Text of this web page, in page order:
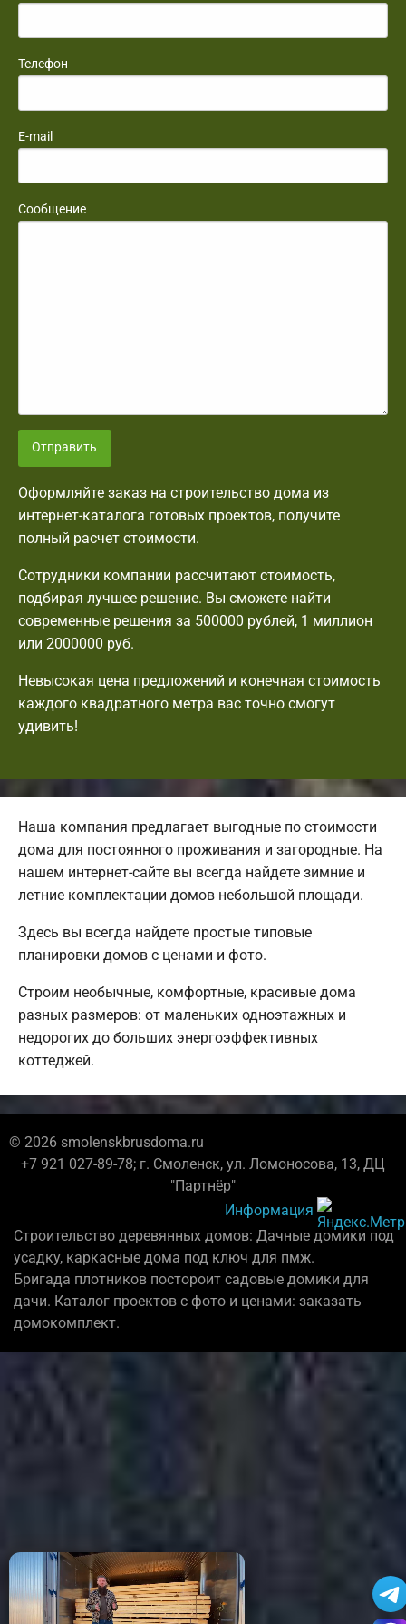
Телефон
E-mail
Сообщение
Отправить
Оформляйте заказ на строительство дома из
интернет-каталога готовых проектов, получите
полный расчет стоимости.
Сотрудники компании рассчитают стоимость,
подбирая лучшее решение. Вы сможете найти
современные решения за 500000 рублей, 1 миллион
или 2000000 руб.
Невысокая цена предложений и конечная стоимость
каждого квадратного метра вас точно смогут
удивить!
Наша компания предлагает выгодные по стоимости
дома для постоянного проживания и загородные. На
нашем интернет-сайте вы всегда найдете зимние и
летние комплектации домов небольшой площади.
Здесь вы всегда найдете простые типовые
планировки домов с ценами и фото.
Строим необычные, комфортные, красивые дома
разных размеров: от маленьких одноэтажных и
недорогих до больших энергоэффективных
коттеджей.
© 2026 smolenskbrusdoma.ru
+7 921 027-89-78; г. Смоленск, ул. Ломоносова, 13, ДЦ
"Партнёр"
Информация
Строительство деревянных домов: Дачные домики под
усадку, каркасные дома под ключ для пмж.
Бригада плотников постороит садовые домики для
дачи. Каталог проектов с фото и ценами: заказать
домокомплект.